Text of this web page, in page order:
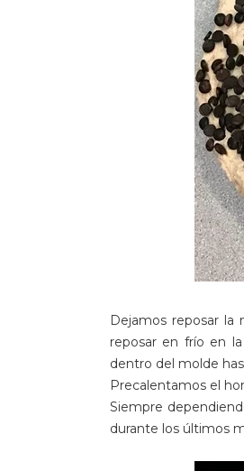
Dejamos reposar la
reposar en frío en
dentro del molde
Precalentamos el
Siempre
durante los últimos